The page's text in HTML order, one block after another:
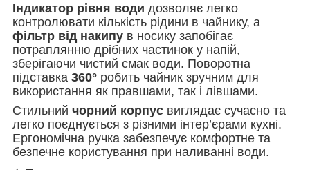
Індикатор рівня води дозволяє легко
контролювати кількість рідини в чайнику, а
фільтр від накипу в носику запобігає
потраплянню дрібних частинок у напій,
зберігаючи чистий смак води. Поворотна
підставка 360° робить чайник зручним для
використання як правшами, так і лівшами.
Стильний чорний корпус виглядає сучасно та
легко поєднується з різними інтер’єрами кухні.
Ергономічна ручка забезпечує комфортне та
безпечне користування при наливанні води.